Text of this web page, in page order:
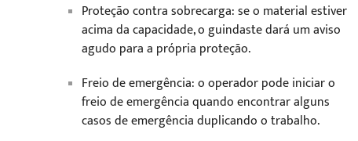
Proteção contra sobrecarga: se o material estiver
acima da capacidade, o guindaste dará um aviso
agudo para a própria proteção.
Freio de emergência: o operador pode iniciar o
freio de emergência quando encontrar alguns
casos de emergência duplicando o trabalho.